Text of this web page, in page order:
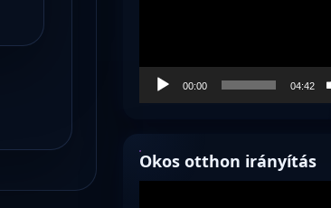
00:00 04:42
Okos otthon irányítás